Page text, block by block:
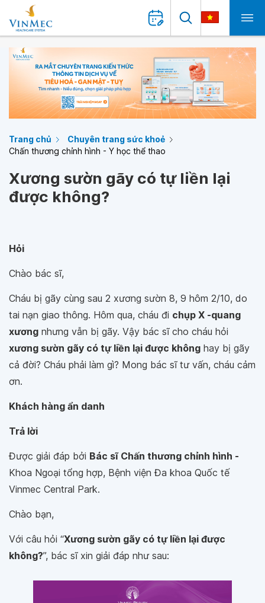
Trang chủ
Chuyên trang sức khoẻ
Chấn thương chỉnh hình - Y học thể thao
Xương sườn gãy có tự liền lại
được không?
Hỏi
Chào bác sĩ,
Cháu bị gãy cùng sau 2 xương sườn 8, 9 hôm 2/10, do
tai nạn giao thông. Hôm qua, cháu đi chụp X -quang
xương nhưng vẫn bị gãy. Vậy bác sĩ cho cháu hỏi
xương sườn gãy có tự liền lại được không hay bị gãy
cả đời? Cháu phải làm gì? Mong bác sĩ tư vấn, cháu cảm
ơn.
Khách hàng ẩn danh
Trả lời
Được giải đáp bởi Bác sĩ Chấn thương chỉnh hình -
Khoa Ngoại tổng hợp, Bệnh viện Đa khoa Quốc tế
Vinmec Central Park.
Chào bạn,
Với câu hỏi “Xương sườn gãy có tự liền lại được
không?”, bác sĩ xin giải đáp như sau: